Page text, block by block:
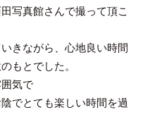
写真館さんで撮って頂こ
きながら、心地良い時間
もとでした。
気で
でとても楽しい時間を過